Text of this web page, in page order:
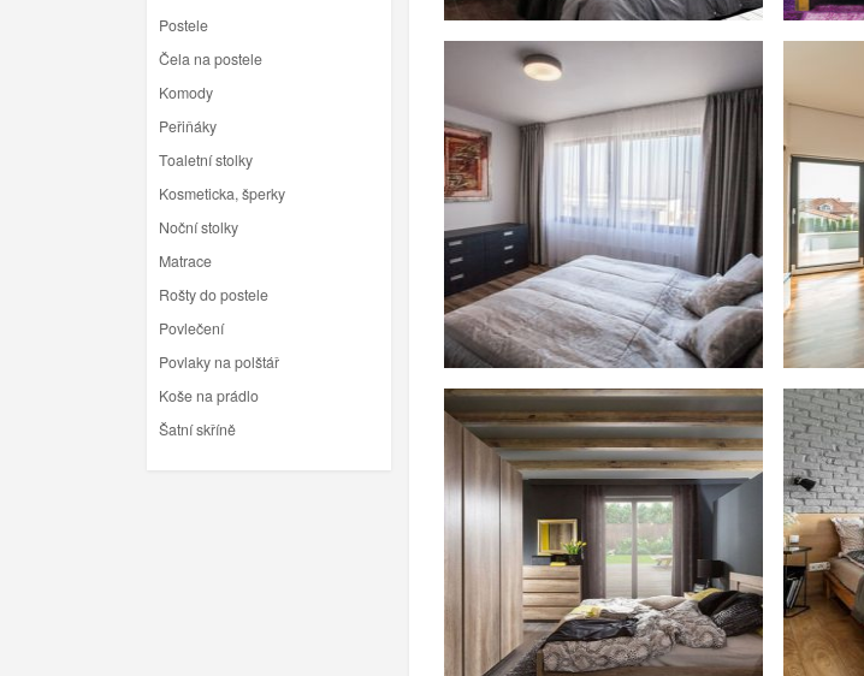
Postele
Čela na postele
Komody
Peřiňáky
Toaletní stolky
Kosmeticka, šperky
Noční stolky
Matrace
Rošty do postele
Povlečení
Povlaky na polštář
Koše na prádlo
Šatní skříně